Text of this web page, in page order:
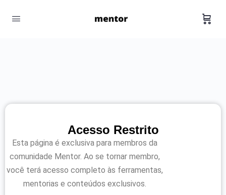
Acesso Restrito
Esta página é exclusiva para membros da
comunidade Mentor. Ao se tornar membro,
você terá acesso completo às ferramentas,
mentorias e conteúdos exclusivos.